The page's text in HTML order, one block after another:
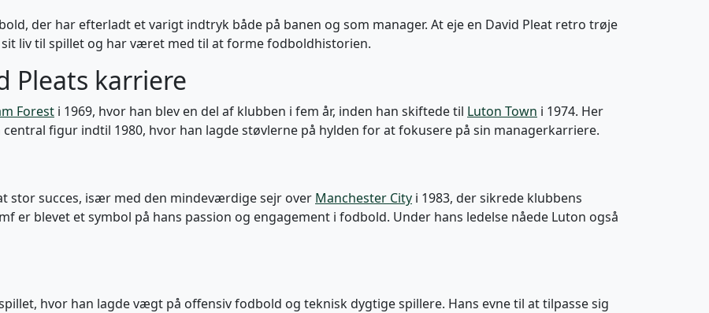
der har efterladt et varigt indtryk både på banen og som manager. At eje en David Pleat retro trøje
liv til spillet og har været med til at forme fodboldhistorien.
Pleats karriere
Forest i 1969, hvor han blev en del af klubben i fem år, inden han skiftede til Luton Town i 1974. Her
figur indtil 1980, hvor han lagde støvlerne på hylden for at fokusere på sin managerkarriere.
stor succes, især med den mindeværdige sejr over Manchester City i 1983, der sikrede klubbens
er blevet et symbol på hans passion og engagement i fodbold. Under hans ledelse nåede Luton også
hvor han lagde vægt på offensiv fodbold og teknisk dygtige spillere. Hans evne til at tilpasse sig